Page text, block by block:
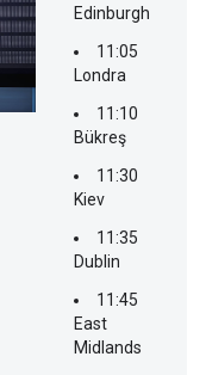
Edinburgh
11:05
Londra
11:10
Bükreş
11:30
Kiev
11:35
Dublin
11:45
East
Midlands